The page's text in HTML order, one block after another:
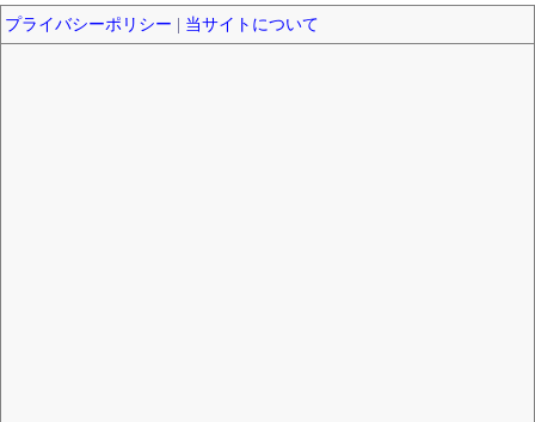
プライバシーポリシー 当サイトについて